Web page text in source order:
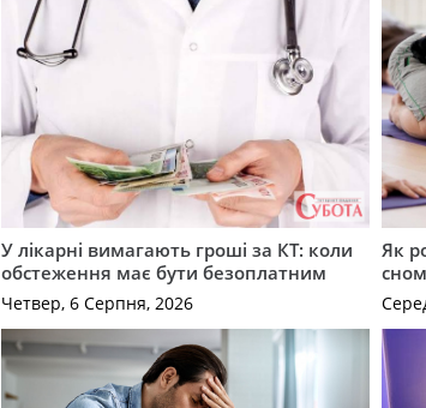
У лікарні вимагають гроші за КТ: коли
обстеження має бути безоплатним
Четвер, 6 Серпня, 2026
Як